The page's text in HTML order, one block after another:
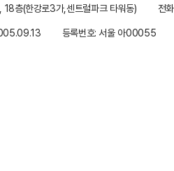
층(한강로3가,센트럴파크 타워동)
전
등록번호: 서울 아00055